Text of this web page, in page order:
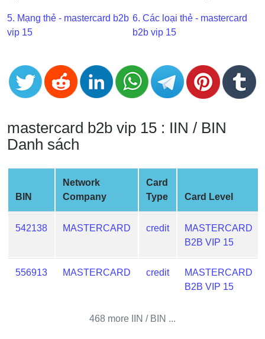
BIN
CC
Generator
Banks
Credit
Validator
Credit
Generator
Random
Credit
Card
Generate
Credit
5. Mạng thẻ - mastercard b2b
vip 15
6. Các loại thẻ - mastercard
b2b vip 15
mastercard b2b vip 15 : IIN / BIN
Danh sách
BIN
Network
Company
Card
Type
Card Level
542138 MASTERCARD credit
MASTERCARD
B2B VIP 15
556913 MASTERCARD credit
MASTERCARD
B2B VIP 15
468 more IIN / BIN ...